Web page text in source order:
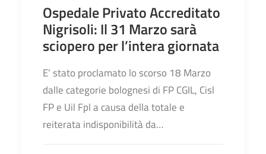
Ospedale Privato Accreditato
Nigrisoli: Il 31 Marzo sarà
sciopero per l’intera giornata
E’ stato proclamato lo scorso 18 Marzo
dalle categorie bolognesi di FP CGIL, Cisl
FP e Uil Fpl a causa della totale e
reiterata indisponibilità da…